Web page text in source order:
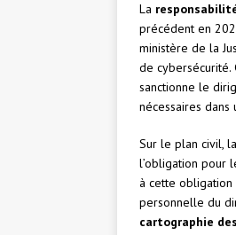
La
précédent en
ministère de la
de cybersécurité.
sanctionne le
nécessaires dans
Sur le plan civil, la
l’obligation pour
à cette obligation
personnelle du
cartographie